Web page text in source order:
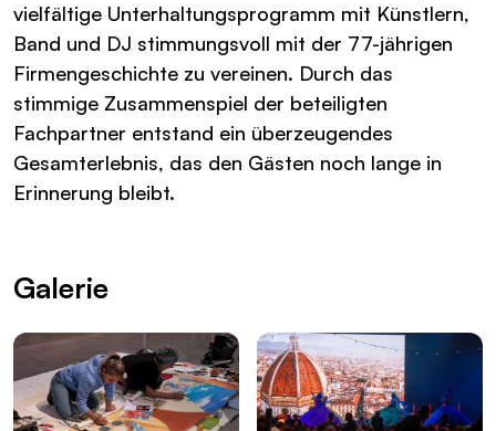
vielfältige Unterhaltungsprogramm mit Künstlern,
Band und DJ stimmungsvoll mit der 77-jährigen
Firmengeschichte zu vereinen. Durch das
stimmige Zusammenspiel der beteiligten
Fachpartner entstand ein überzeugendes
Gesamterlebnis, das den Gästen noch lange in
Erinnerung bleibt.
Galerie